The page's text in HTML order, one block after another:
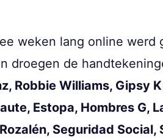
weken lang online
droegen de
Robbie Williams, Gipsy
Estopa, Hombres G,
Seguridad Social,